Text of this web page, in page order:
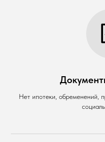
Нет ипотеки, обременений,